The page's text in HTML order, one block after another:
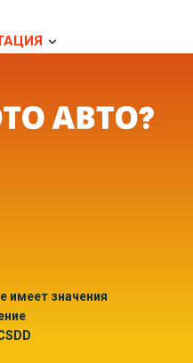
имеет значения